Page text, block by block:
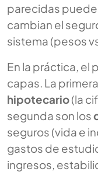
parecidas
cambian el
sistema (pesos vs
En la práctica, el
capas. La
hipotecario(la
segunda son los
seguros (vida e
gastos de
ingresos,